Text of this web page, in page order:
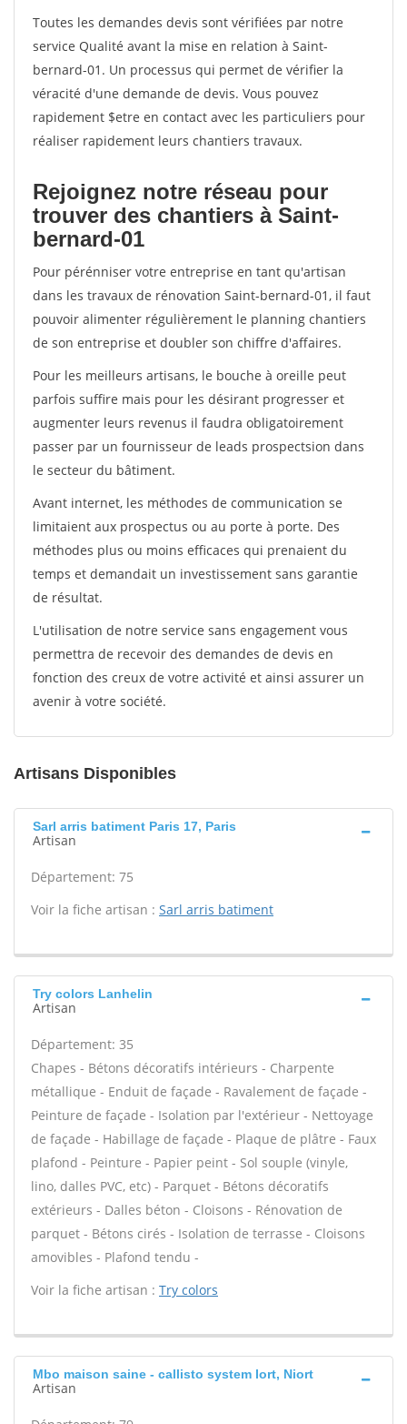
Toutes les demandes devis sont vérifiées par notre
service Qualité avant la mise en relation à Saint-
bernard-01. Un processus qui permet de vérifier la
véracité d'une demande de devis. Vous pouvez
rapidement $etre en contact avec les particuliers pour
réaliser rapidement leurs chantiers travaux.
Rejoignez notre réseau pour
trouver des chantiers à Saint-
bernard-01
Pour pérénniser votre entreprise en tant qu'artisan
dans les travaux de rénovation Saint-bernard-01, il faut
pouvoir alimenter régulièrement le planning chantiers
de son entreprise et doubler son chiffre d'affaires.
Pour les meilleurs artisans, le bouche à oreille peut
parfois suffire mais pour les désirant progresser et
augmenter leurs revenus il faudra obligatoirement
passer par un fournisseur de leads prospectsion dans
le secteur du bâtiment.
Avant internet, les méthodes de communication se
limitaient aux prospectus ou au porte à porte. Des
méthodes plus ou moins efficaces qui prenaient du
temps et demandait un investissement sans garantie
de résultat.
L'utilisation de notre service sans engagement vous
permettra de recevoir des demandes de devis en
fonction des creux de votre activité et ainsi assurer un
avenir à votre société.
Artisans Disponibles
Sarl arris batiment Paris 17, Paris
Artisan
Département: 75
Voir la fiche artisan : Sarl arris batiment
Try colors Lanhelin
Artisan
Département: 35
Chapes - Bétons décoratifs intérieurs - Charpente
métallique - Enduit de façade - Ravalement de façade -
Peinture de façade - Isolation par l'extérieur - Nettoyage
de façade - Habillage de façade - Plaque de plâtre - Faux
plafond - Peinture - Papier peint - Sol souple (vinyle,
lino, dalles PVC, etc) - Parquet - Bétons décoratifs
extérieurs - Dalles béton - Cloisons - Rénovation de
parquet - Bétons cirés - Isolation de terrasse - Cloisons
amovibles - Plafond tendu -
Voir la fiche artisan : Try colors
Mbo maison saine - callisto system Iort, Niort
Artisan